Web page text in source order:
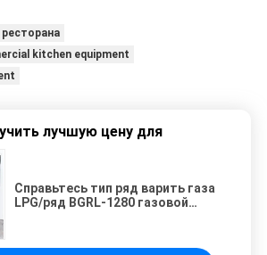
kitchen equipment
лучшую цену для
Справьтесь тип ряд варить газа
LPG/ряд BGRL-1280 газовой